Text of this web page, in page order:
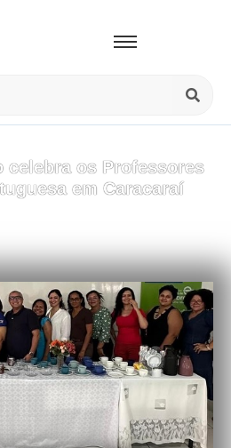
celebra os Professores
em Caracaraí